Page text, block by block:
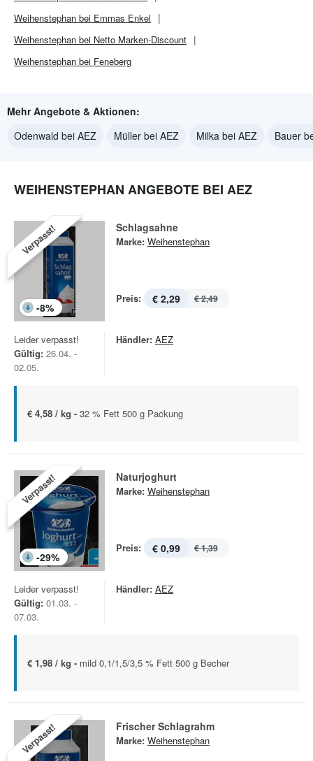
Weihenstephan bei Emmas Enkel
Weihenstephan bei Netto Marken-Discount
Weihenstephan bei Feneberg
Mehr Angebote & Aktionen:
Odenwald bei AEZ
Müller bei AEZ Milka bei AEZ Bauer
WEIHENSTEPHAN ANGEBOTE BEI AEZ
Verpasst!
-8%
Schlagsahne
Marke: Weihenstephan
Preis: € 2,29 € 2,49
Leider verpasst!
Gültig: 26.04. -
02.05.
Händler: AEZ
€ 4,58 / kg - 32 % Fett 500 g Packung
Verpasst!
-29%
Naturjoghurt
Marke: Weihenstephan
Preis: € 0,99 € 1,39
Leider verpasst!
Gültig: 01.03. -
07.03.
Händler: AEZ
€ 1,98 / kg - mild 0,1/1,5/3,5 % Fett 500 g Becher
Verpasst! Frischer Schlagrahm
Marke: Weihenstephan